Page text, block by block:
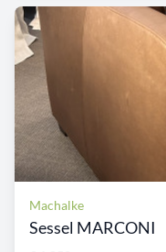
Machalke
Sessel MARCONI